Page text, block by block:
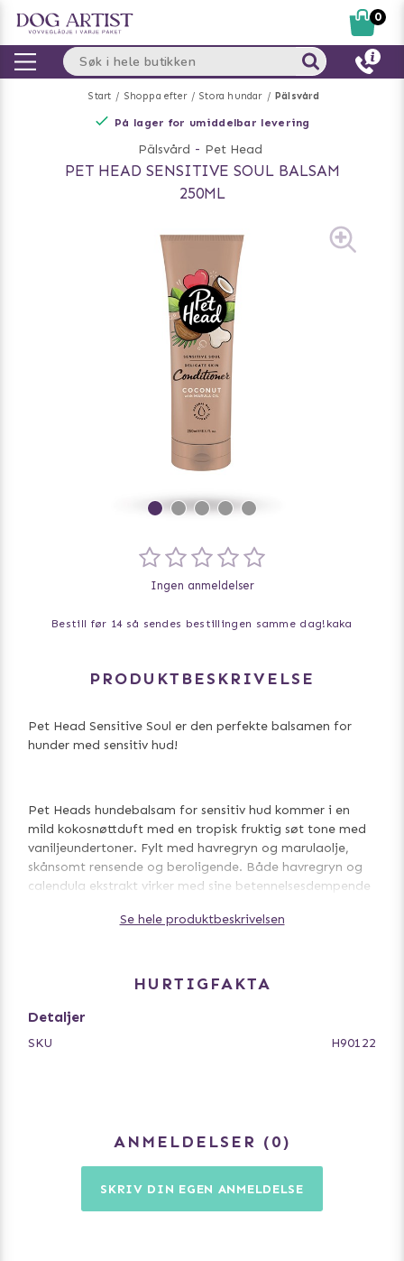
Start Shoppa efter Stora hundar Pälsvård
På lager for umiddelbar levering
Pälsvård - Pet Head
PET HEAD SENSITIVE SOUL BALSAM
250ML
Ingen anmeldelser
Bestill før 14 så sendes bestillingen samme dag! kaka
PRODUKTBESKRIVELSE
Pet Head Sensitive Soul er den perfekte balsamen for
hunder med sensitiv hud!
Pet Heads hundebalsam for sensitiv hud kommer i en
mild kokosnøttduft med en tropisk fruktig søt tone med
vaniljeundertoner. Fylt med havregryn og marulaolje,
skånsomt rensende og beroligende. Både havregryn og
calendula ekstrakt virker med sine betennelsesdempende
ekstra fuktigheten og pleiende effekten.
Rengjør hunden din med Sensitive Soul Shampoo og skyll
godt. Påfør deretter Sensitive Soul Dog Balm for best
effekt.
Se hele produktbeskrivelsen
HURTIGFAKTA
Detaljer
SKU H90122
ANMELDELSER 0
SKRIV DIN EGEN ANMELDELSE
0